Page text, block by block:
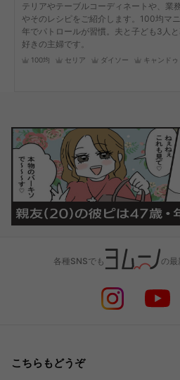
テリアやテーブルコーディネートや、業
やそのレシピをご紹介します。100均マ
年でパトロールが習慣。夫と子ども3人
好きの主婦です。
100均 セリア ダイソー キャンドゥ
各種SNSでも の最
こちらもどうぞ